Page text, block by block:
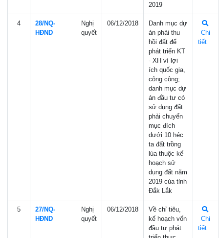
2019
4
28/NQ-
HÐND
Nghị
quyết
06/12/2018
Danh mục dự
án phải thu
hồi đất để
phát triển KT
- XH vì lợi
ích quốc gia,
công cộng;
danh mục dự
án đầu tư có
sử dụng đất
phải chuyển
mục đích
dưới 10 héc
ta đất trồng
lúa thuộc kế
hoạch sử
dụng đất năm
2019 của tỉnh
Đắk Lắk
Chi
tiết
5
27/NQ-
HÐND
Nghị
quyết
06/12/2018
Về chỉ tiêu,
kế hoạch vốn
đầu tư phát
Chi
tiết